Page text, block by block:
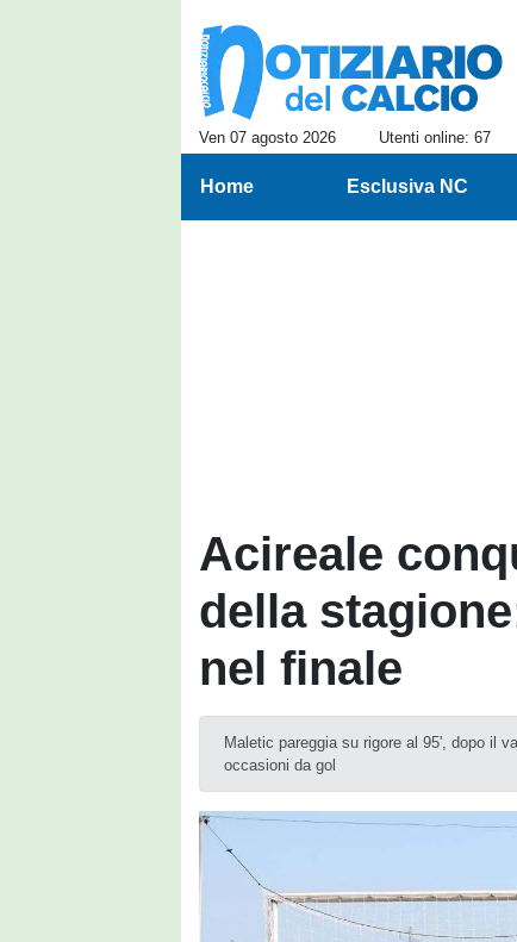
Ven 07 agosto 2026 Utenti online: 67
Home Esclusiva NC
Acireale
della
nel finale
Maletic pareggia su rigore al 95', dopo il
occasioni da gol